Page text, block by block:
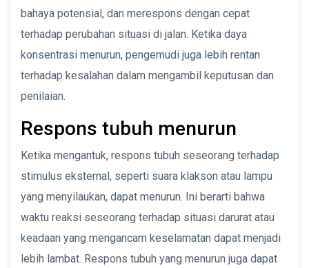
bahaya potensial, dan merespons dengan cepat
terhadap perubahan situasi di jalan. Ketika daya
konsentrasi menurun, pengemudi juga lebih rentan
terhadap kesalahan dalam mengambil keputusan dan
penilaian.
Respons tubuh menurun
Ketika mengantuk, respons tubuh seseorang terhadap
stimulus eksternal, seperti suara klakson atau lampu
yang menyilaukan, dapat menurun. Ini berarti bahwa
waktu reaksi seseorang terhadap situasi darurat atau
keadaan yang mengancam keselamatan dapat menjadi
lebih lambat. Respons tubuh yang menurun juga dapat